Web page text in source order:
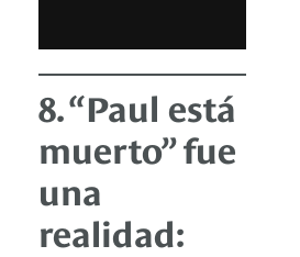
8. “Paul está
muerto” fue
una
realidad: